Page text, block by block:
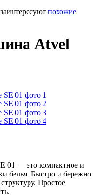
похожие
Atvel
01 — это компактное и
белья. Быстро и бережно
Простое